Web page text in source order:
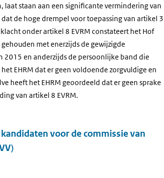
staan aan een significante vermindering van
de hoge drempel voor toepassing van artikel 3
onder artikel 8 EVRM constateert het Hof
met enerzijds de gewijzigde
en anderzijds de persoonlijke band die
EHRM dat er geen voldoende zorgvuldige en
heeft het EHRM geoordeeld dat er geen sprake
van artikel 8 EVRM.
voor de commissie van